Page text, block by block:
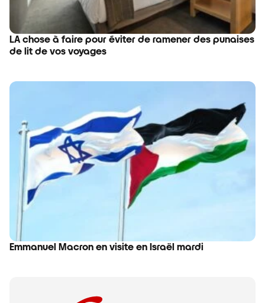
LA chose à faire pour éviter de ramener des punaises
de lit de vos voyages
Emmanuel Macron en visite en Israël mardi